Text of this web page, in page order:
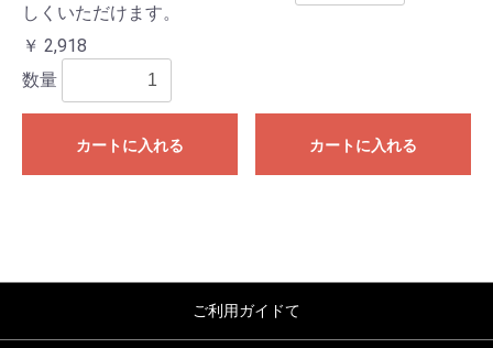
しくいただけます。
￥ 2,918
数量
カートに入れる カートに入れる
ご利用ガイドて